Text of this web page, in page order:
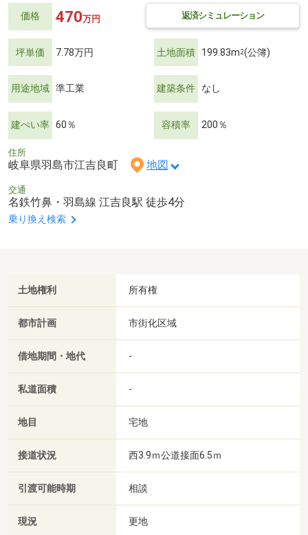
価格 返済シミュレーション
470万円
坪単価 7.78万円 土地面積 199.83m2(公簿)
用途地域 準工業 建築条件 なし
建ぺい率 60％ 容積率 200％
住所
岐阜県羽島市江吉良町 地図
交通
名鉄竹鼻・羽島線 江吉良駅 徒歩4分
乗り換え検索
土地権利 所有権
都市計画 市街化区域
借地期間・地代 -
私道面積 -
地目 宅地
接道状況 西3.9ｍ公道接面6.5ｍ
引渡可能時期 相談
現況 更地